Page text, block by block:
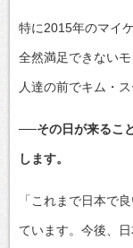
特に2015年のマイ
全然満足できない
人達の前でキム・
──その日が来るこ
します。
「これまで日本で
ています。今後、